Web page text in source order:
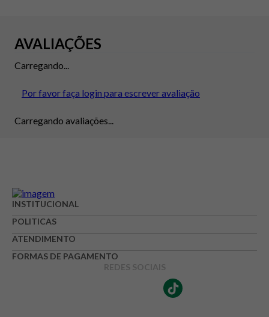
AVALIAÇÕES
Carregando...
Por favor faça login para escrever avaliação
Carregando avaliações...
INSTITUCIONAL
POLITICAS
ATENDIMENTO
FORMAS DE PAGAMENTO
REDES SOCIAIS